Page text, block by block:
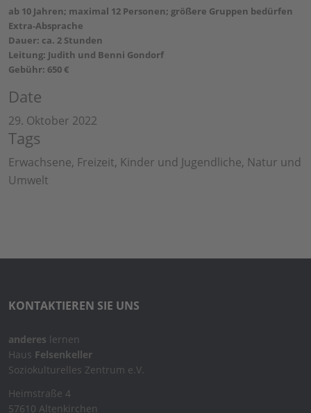
ab 10 Jahren; maximal 12 Personen; größere Gruppen bedürfen
Extra-Absprache
Dauer: ca. 2 Stunden
Leitung: Judith und Benni Gondorf
Gebühr: 650 €
Date
29. Oktober 2022
Tags
Erwachsene, Freizeit, Kinder und Jugendliche, Natur und
Umwelt
KONTAKTIEREN SIE UNS
anderes lernen
Haus Felsenkeller
Soziokulturelles Zentrum e.V.
Heimstraße 4
57610 Altenkirchen